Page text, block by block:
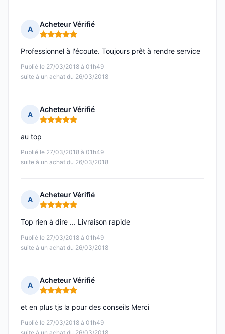
A
Acheteur Vérifié
Note : 5 sur 5
Publié le 27/03/2018 à 01h49
suite à un achat du 26/03/2018
Professionnel à l'écoute. Toujours prêt à rendre service
A
Acheteur Vérifié
Note : 5 sur 5
Publié le 27/03/2018 à 01h49
suite à un achat du 26/03/2018
au top
A
Acheteur Vérifié
Note : 5 sur 5
Publié le 27/03/2018 à 01h49
suite à un achat du 26/03/2018
Top rien à dire ... Livraison rapide
A
Acheteur Vérifié
Note : 5 sur 5
Publié le 27/03/2018 à 01h49
et en plus tjs la pour des conseils Merci